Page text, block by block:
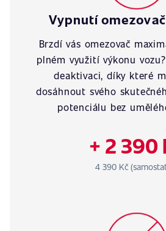
Vypnutí
Brzdí vás omezovač
plném využití výkonu
deaktivaci, díky které
dosáhnout svého
potenciálu bez
+ 2 390
4 390 Kč